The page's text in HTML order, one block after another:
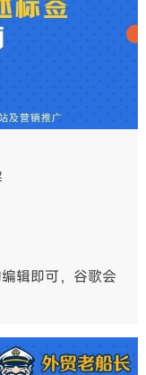
辑即可，谷歌会